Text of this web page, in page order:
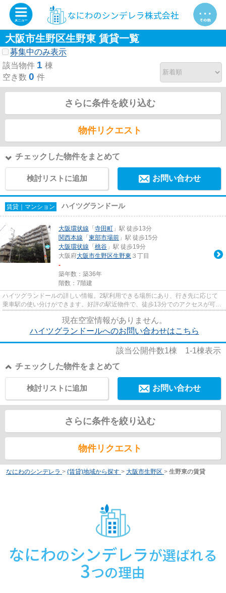
大阪市生野区生野東 賃貸一覧
募集中のみ表示
該当物件 1 棟
空き数 0 件
さらに条件を絞り込む
物件リクエスト
チェックした物件をまとめて
検討リストに追加 お問い合わせ
賃貸｜マンション ハイツグランドール
大阪環状線 「 寺田町 」駅 徒歩13分
関西本線 「 東部市場前 」駅 徒歩15分
大阪環状線 「 桃谷 」駅 徒歩19分
大阪府大阪市生野区生野東 ３丁目
-
築年数：築36年
階数：7階建
ハイツグランドールの詳しい情報。2駅利用できる場所にあり、行き先に応じて
乗車駅の使い分けができます。好評の駅近物件で、徒歩13分でのアクセスが可能
現在空室情報がありません。
ハイツグランドールへのお問い合わせはこちら
該当公開件数1棟 1-1棟表示
チェックした物件をまとめて
お問い合わせ
検討リストに追加
さらに条件を絞り込む
物件リクエスト
なにわのシンデレラ > (賃貸)地域から探す > 大阪市生野区 > 生野東の賃貸
なにわのシンデレラが選ばれる
3つの理由